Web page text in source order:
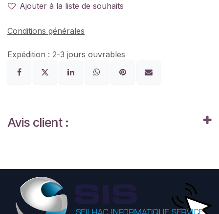
Ajouter à la liste de souhaits
Conditions générales
Expédition : 2-3 jours ouvrables
Avis client :